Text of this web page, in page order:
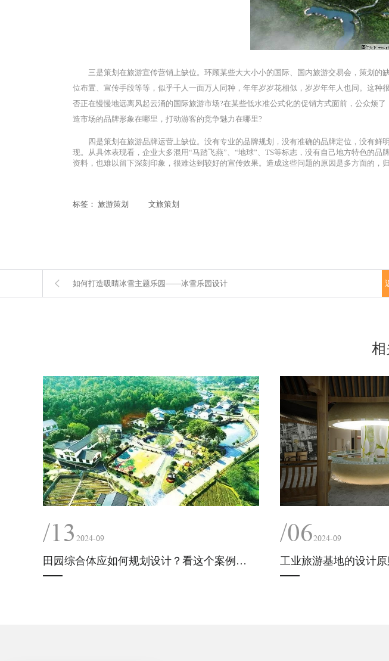
三是策划在旅游宣传营销上缺位。环顾某些大大小小的国际、国内旅游交易会，策划
位布置、宣传手段等等，似乎千人一面万人同种，年年岁岁花相似，岁岁年年人也同。这
否正在慢慢地远离风起云涌的国际旅游市场?在某些低水准公式化的促销方式面前，公众烦
造市场的品牌形象在哪里，打动游客的竞争魅力在哪里?
四是策划在旅游品牌运营上缺位。没有专业的品牌规划，没有准确的品牌定位，没有
现。从具体表现看，企业大多混用“马踏飞燕”、“地球”、TS等标志，没有自己地方特色的
资料，也难以留下深刻印象，很难达到较好的宣传效果。造成这些问题的原因是多方面的，
标签： 旅游策划 文旅策划
如何打造吸睛冰雪主题乐园——冰雪乐园设计
相
/13 2024-09
田园综合体应如何规划设计？看这个案例就够了！
/062024-09